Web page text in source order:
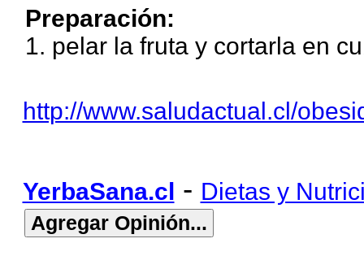
Preparación:
1. pelar la fruta y cortarla en
http://www.saludactual.cl/
YerbaSana.cl - Dietas y